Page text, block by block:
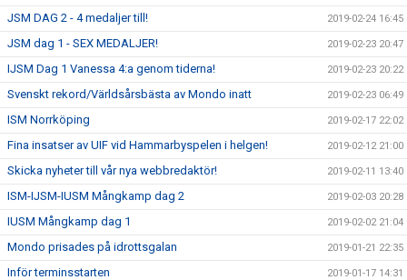
JSM DAG 2 - 4 medaljer till! 2019-02-24 16:45
JSM dag 1 - SEX MEDALJER! 2019-02-23 20:47
IJSM Dag 1 Vanessa 4:a genom tiderna! 2019-02-23 20:22
Svenskt rekord/Världsårsbästa av Mondo inatt 2019-02-23 06:49
ISM Norrköping 2019-02-17 22:02
Fina insatser av UIF vid Hammarbyspelen i helgen! 2019-02-12 21:00
Skicka nyheter till vår nya webbredaktör! 2019-02-11 13:40
ISM-IJSM-IUSM Mångkamp dag 2 2019-02-03 20:28
IUSM Mångkamp dag 1 2019-02-02 21:04
Mondo prisades på idrottsgalan 2019-01-21 22:35
Inför terminsstarten 2019-01-17 14:31